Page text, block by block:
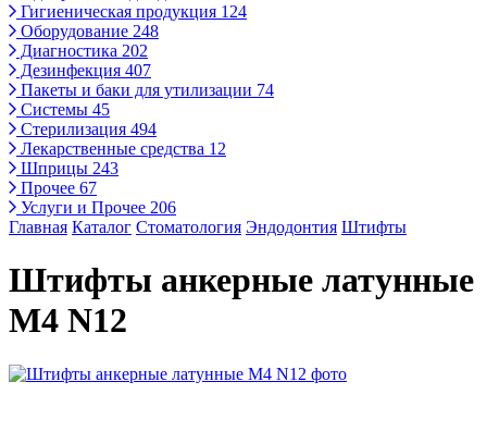
Гигиеническая продукция 124
Оборудование 248
Диагностика 202
Дезинфекция 407
Пакеты и баки для утилизации 74
Системы 45
Стерилизация 494
Лекарственные средства 12
Шприцы 243
Прочее 67
Услуги и Прочее 206
Главная Каталог Стоматология Эндодонтия Штифты
Штифты анкерные латунные
М4 N12